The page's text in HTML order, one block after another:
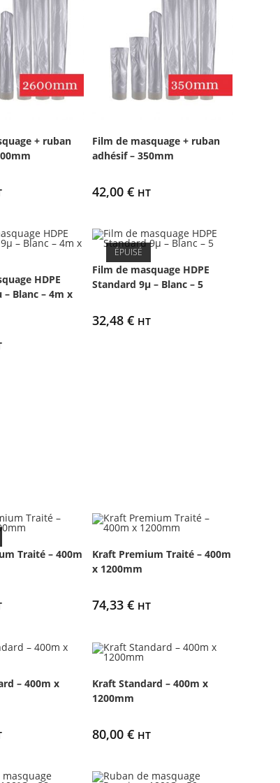
+ ruban
Film de masquage + ruban
adhésif – 350mm
42,00 € HT
HDPE
Blanc – 4m x
ÉPUISÉ
Film de masquage HDPE
Standard 9µ – Blanc – 5
32,48 € HT
Traité – 400m
Kraft Premium Traité – 400m
x 1200mm
74,33 € HT
– 400m x
Kraft Standard – 400m x
1200mm
80,00 € HT